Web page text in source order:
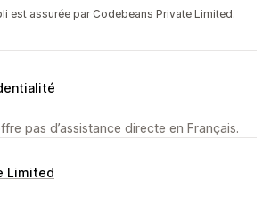
est assurée par Codebeans Private Limited.
pas d’assistance directe en Français.
Limited